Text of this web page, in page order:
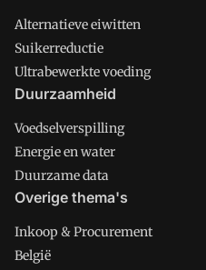
Alternatieve eiwitten
Suikerreductie
Ultrabewerkte voeding
Duurzaamheid
Voedselverspilling
Energie en water
Duurzame data
Overige thema's
Inkoop & Procurement
België